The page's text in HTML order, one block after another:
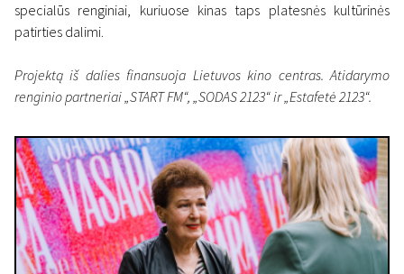
specialūs renginiai, kuriuose kinas taps platesnės kultūrinės
patirties dalimi.
Projektą iš dalies finansuoja Lietuvos kino centras. Atidarymo
renginio partneriai „START FM“, „SODAS 2123“ ir „Estafetė 2123“.